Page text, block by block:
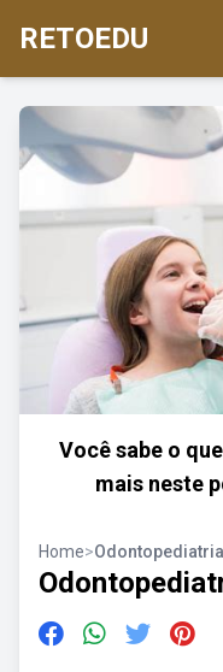
RETOEDU
Você sabe o
mais neste
Home>Odontopediatria